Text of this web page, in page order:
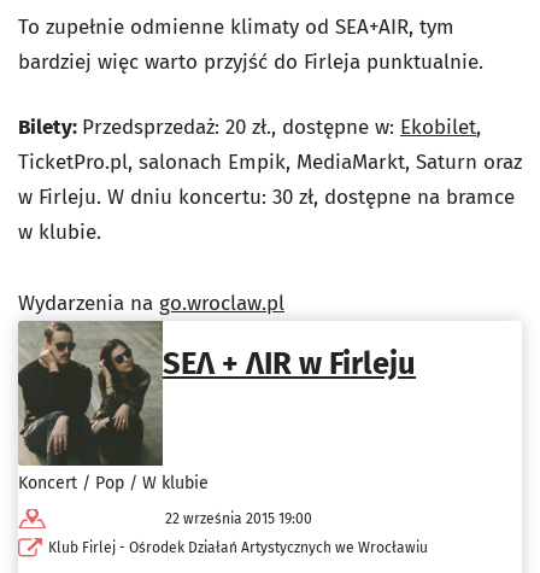
To zupełnie odmienne klimaty od SEA+AIR, tym
bardziej więc warto przyjść do Firleja punktualnie.
Bilety: Przedsprzedaż: 20 zł., dostępne w: Ekobilet,
TicketPro.pl, salonach Empik, MediaMarkt, Saturn oraz
w Firleju. W dniu koncertu: 30 zł, dostępne na bramce
w klubie.
Wydarzenia na go.wroclaw.pl
SEΛ + ΛIR w Firleju
Koncert / Pop / W klubie
22 września 2015 19:00
Klub Firlej - Ośrodek Działań Artystycznych we Wrocławiu